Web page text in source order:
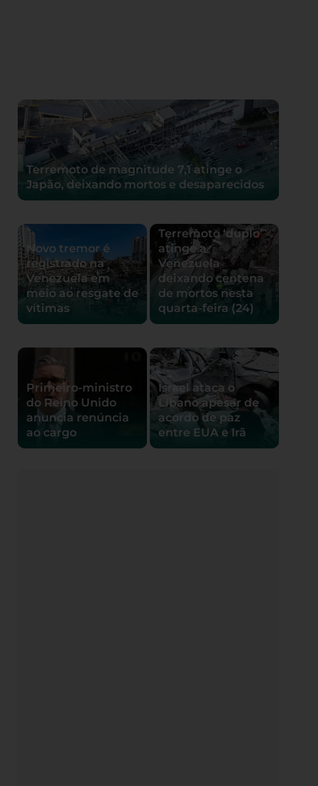
Terremoto de magnitude 7,1 atinge o
Japão, deixando mortos e desaparecidos
Novo tremor é
registrado na
Venezuela em
meio ao resgate de
vítimas
Terremoto ‘duplo’
atinge a
Venezuela
deixando centena
de mortos nesta
quarta-feira (24)
Primeiro-ministro
do Reino Unido
anuncia renúncia
ao cargo
Israel ataca o
Líbano apesar de
acordo de paz
entre EUA e Irã